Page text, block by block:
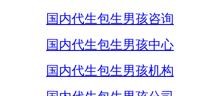
国内代生包生男孩咨询
国内代生包生男孩中心
国内代生包生男孩机构